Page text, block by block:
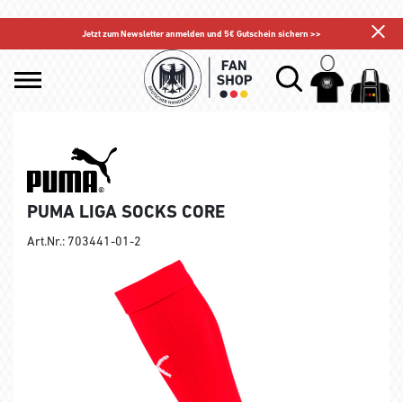
Jetzt zum Newsletter anmelden und 5€ Gutschein sichern >>
PUMA LIGA SOCKS CORE
Art.Nr.: 703441-01-2